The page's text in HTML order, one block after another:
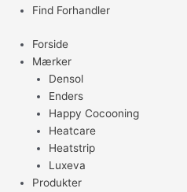
Find Forhandler
Forside
Mærker
Densol
Enders
Happy Cocooning
Heatcare
Heatstrip
Luxeva
Produkter